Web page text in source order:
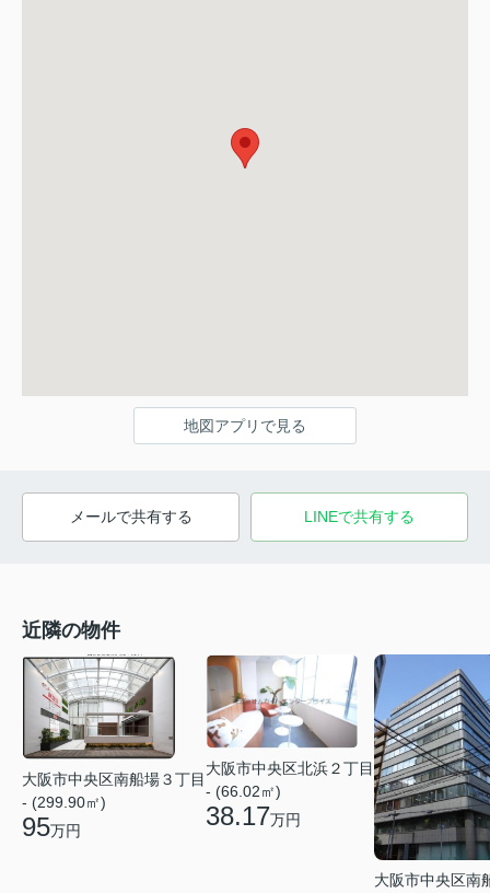
地図アプリで見る
メールで共有する LINEで共有する
近隣の物件
大阪市中央区南船場３丁目
- (299.90㎡)
95万円
大阪市中央区北浜２丁目
- (66.02㎡)
38.17万円
大阪市中央区南